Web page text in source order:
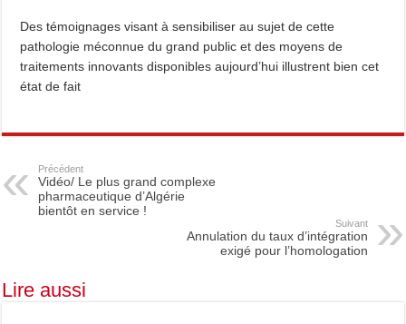
Des témoignages visant à sensibiliser au sujet de cette
pathologie méconnue du grand public et des moyens de
traitements innovants disponibles aujourd’hui illustrent bien cet
état de fait
Précédent
Vidéo/ Le plus grand complexe
pharmaceutique d’Algérie
bientôt en service !
Suivant
Annulation du taux d’intégration
exigé pour l’homologation
Lire aussi